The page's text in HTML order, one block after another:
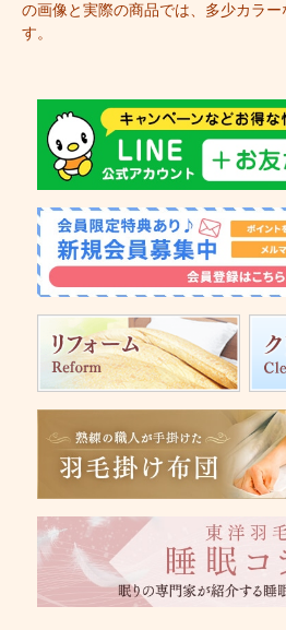
の画像と実際の商品では、多少カラ
す。